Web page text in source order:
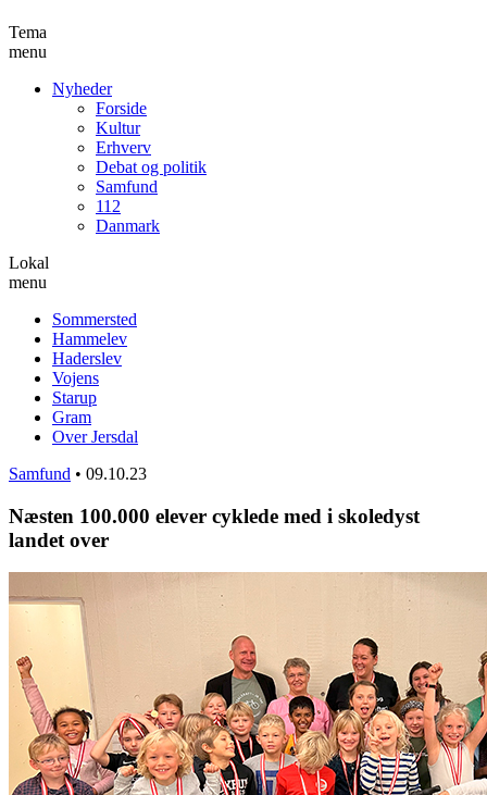
Tema
menu
Nyheder
Forside
Kultur
Erhverv
Debat og politik
Samfund
112
Danmark
Lokal
menu
Sommersted
Hammelev
Haderslev
Vojens
Starup
Gram
Over Jersdal
Samfund • 09.10.23
Næsten 100.000 elever cyklede med i skoledyst
landet over